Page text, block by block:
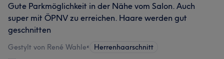
Gute Parkmöglichkeit in der Nähe vom Salon. Auch
super mit ÖPNV zu erreichen. Haare werden gut
geschnitten
Gestylt von René Wahle• Herrenhaarschnitt